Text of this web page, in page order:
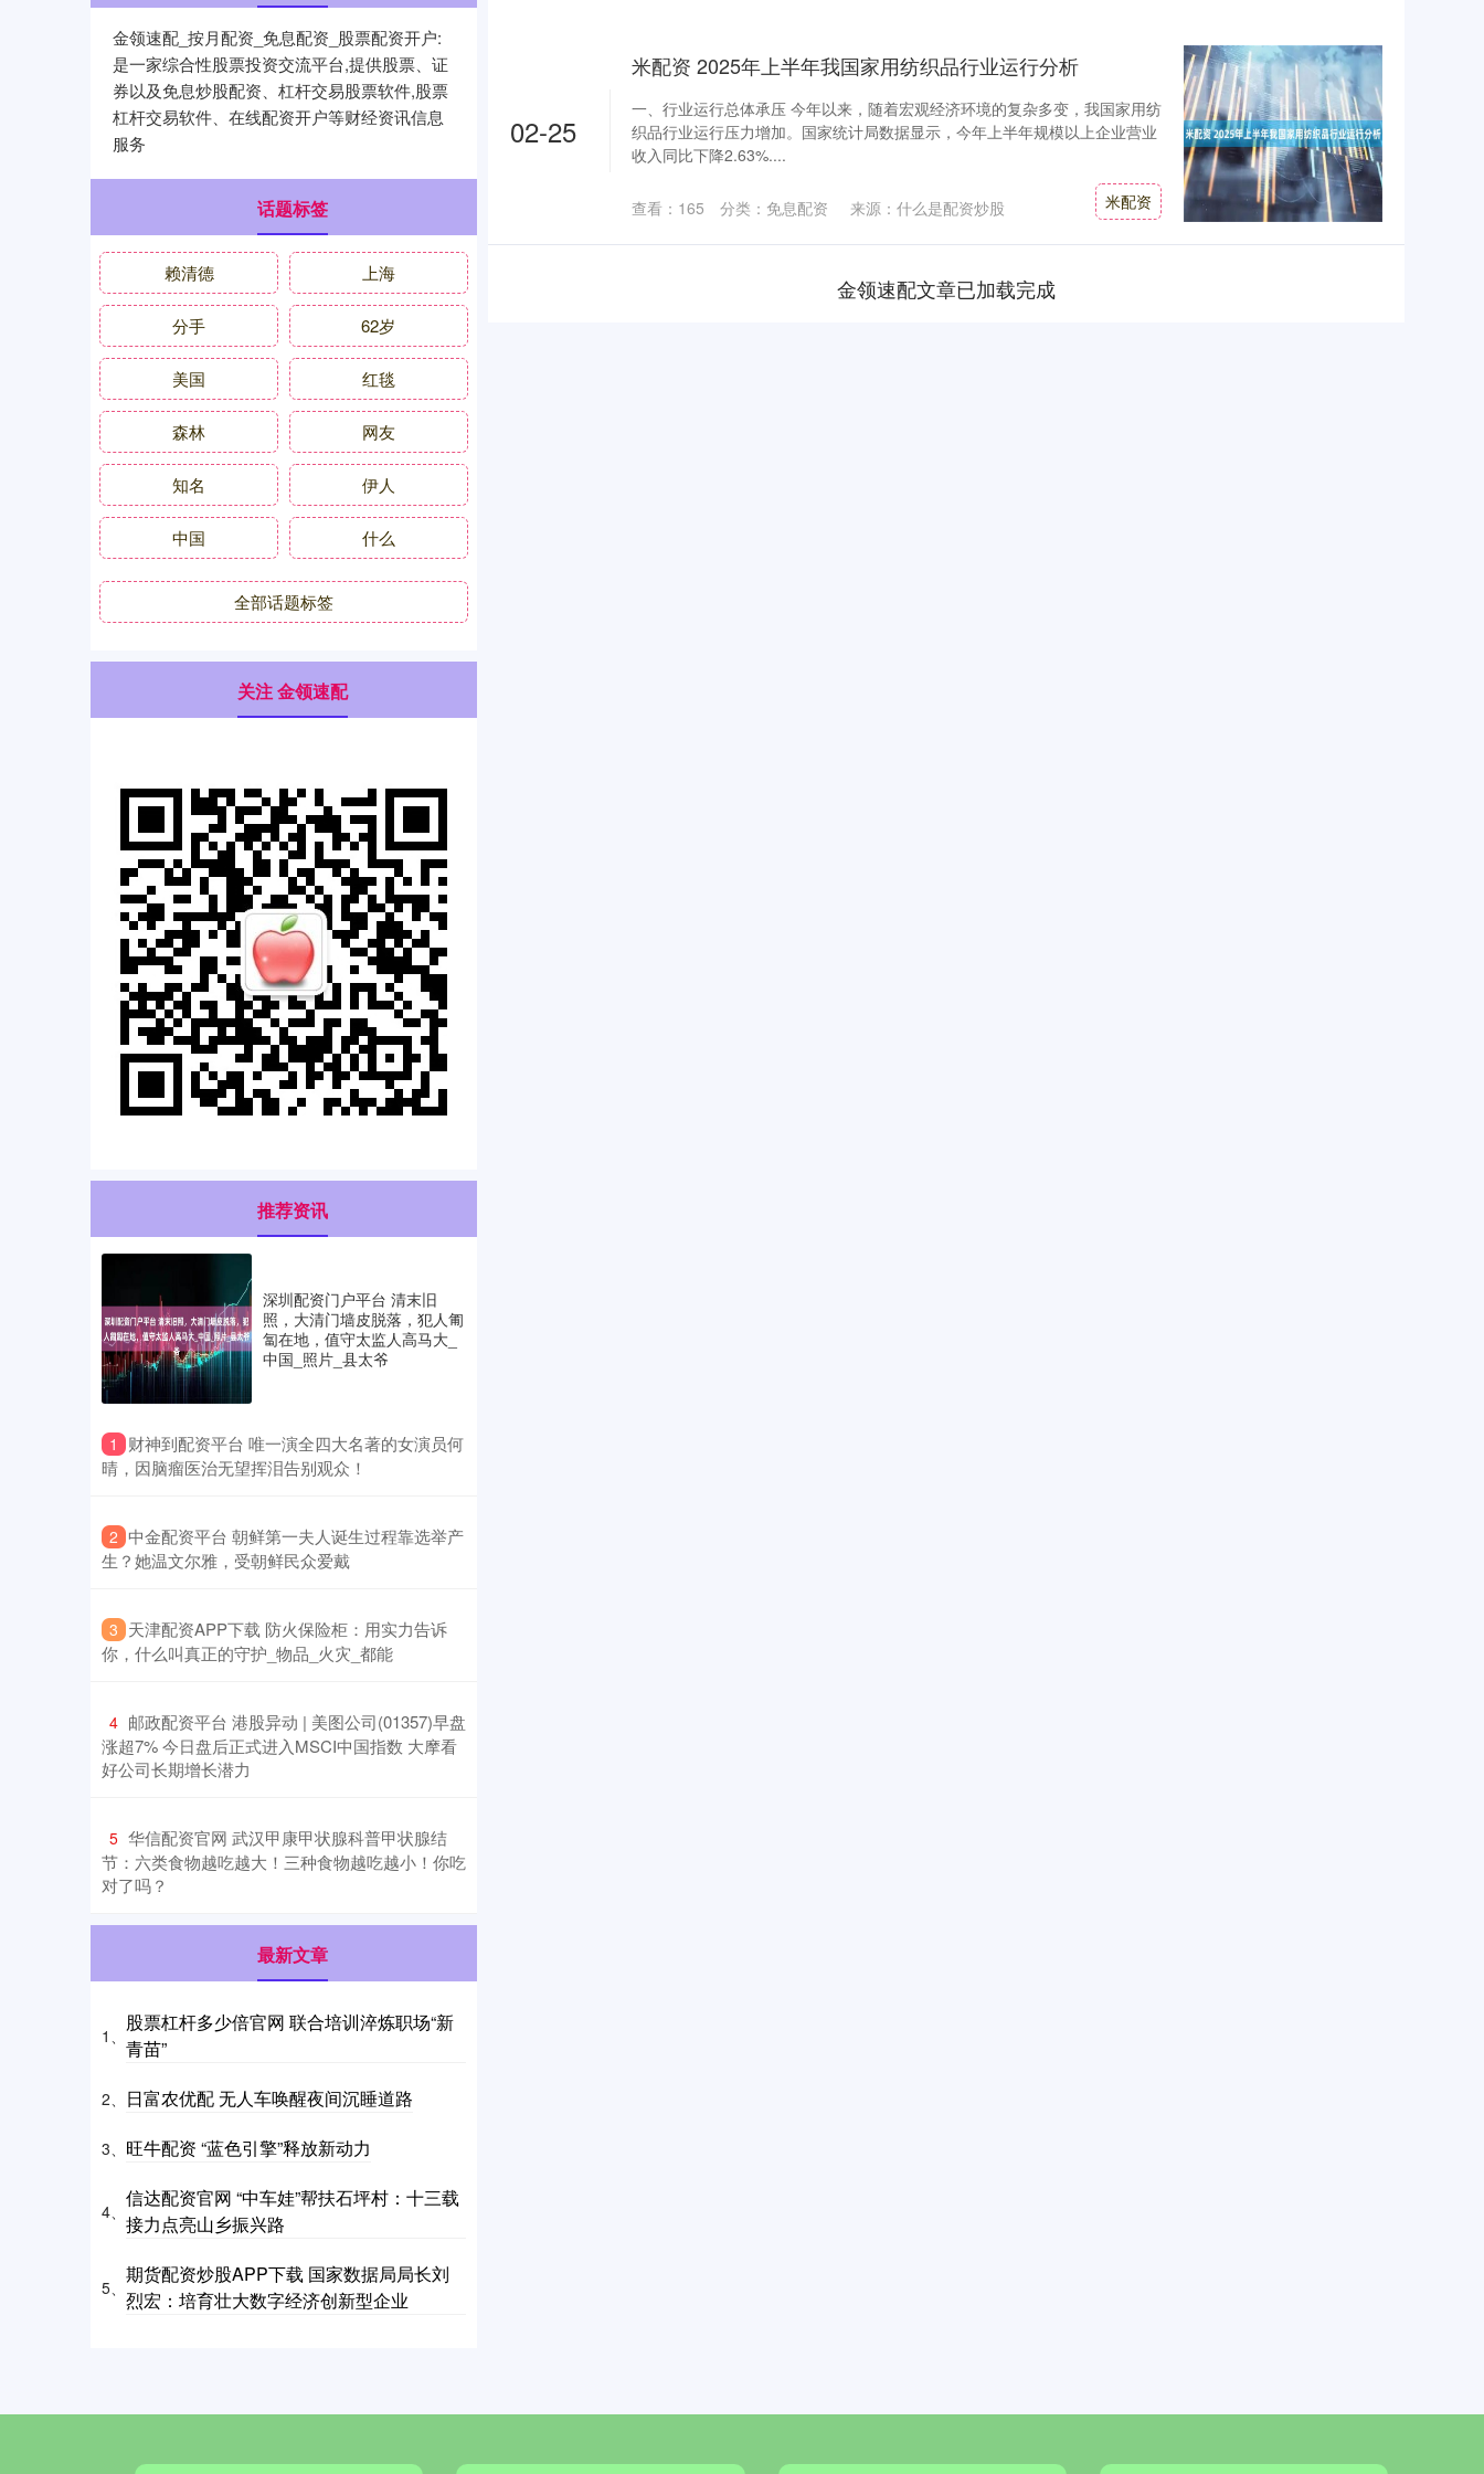
02-25
米配资 2025年上半年我国家用纺织品行业运行分析
一、行业运行总体承压 今年以来，随着宏观经济环境的复杂多变，我国家用纺
织品行业运行压力增加。国家统计局数据显示，今年上半年规模以上企业营业
收入同比下降2.63%....
米配资
来源：什么是配资炒股
查看： 165 分类： 免息配资
金领速配文章已加载完成
金领速配_按月配资_免息配资_股票配资开户:
是一家综合性股票投资交流平台,提供股票、证
券以及免息炒股配资、杠杆交易股票软件,股票
杠杆交易软件、在线配资开户等财经资讯信息
服务
话题标签
赖清德 上海
分手 62岁
美国 红毯
森林 网友
知名 伊人
中国 什么
全部话题标签
关注 金领速配
推荐资讯
深圳配资门户平台 清末旧
照，大清门墙皮脱落，犯人匍
匐在地，值守太监人高马大_
中国_照片_县太爷
1
​财神到配资平台 唯一演全四大名著的女演员何
晴，因脑瘤医治无望挥泪告别观众！
2 ​中金配资平台 朝鲜第一夫人诞生过程靠选举产
生？她温文尔雅，受朝鲜民众爱戴
3 ​天津配资APP下载 防火保险柜：用实力告诉
你，什么叫真正的守护_物品_火灾_都能
4 ​邮政配资平台 港股异动 | 美图公司(01357)早盘
涨超7% 今日盘后正式进入MSCI中国指数 大摩看
好公司长期增长潜力
5 ​华信配资官网 武汉甲康甲状腺科普甲状腺结
节：六类食物越吃越大！三种食物越吃越小！你吃
对了吗？
最新文章
1、
股票杠杆多少倍官网 联合培训淬炼职场“新
青苗”
2、 日富农优配 无人车唤醒夜间沉睡道路
3、 旺牛配资 “蓝色引擎”释放新动力
4、
信达配资官网 “中车娃”帮扶石坪村：十三载
接力点亮山乡振兴路
5、
期货配资炒股APP下载 国家数据局局长刘
烈宏：培育壮大数字经济创新型企业